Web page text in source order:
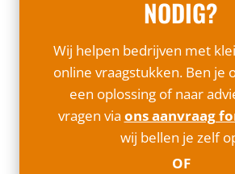
NODIG?
Wij helpen bedrijven met
online vraagstukken. Ben je
een oplossing of naar
vragen via ons aanvraag
wij bellen je zelf
OF